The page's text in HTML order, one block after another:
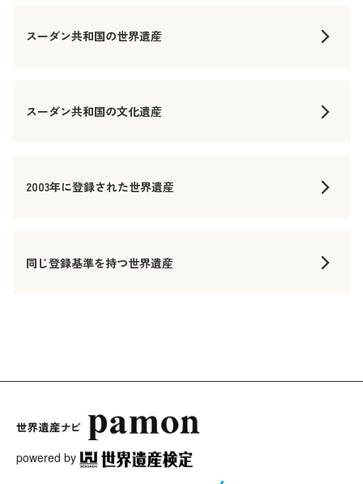
スーダン共和国の世界遺産
スーダン共和国の文化遺産
2003年に登録された世界遺産
同じ登録基準を持つ世界遺産
powered by